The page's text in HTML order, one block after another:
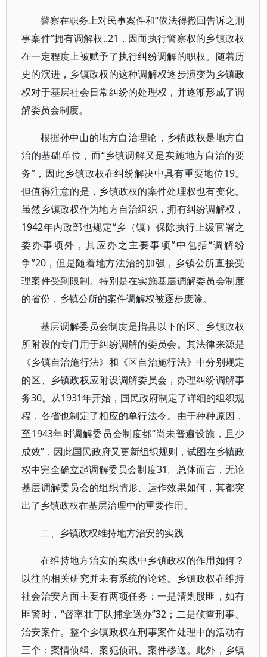
警察在职务上对民事案件和“依法得撤回告诉之刑
事案件”拥有调解权..21，因而执行警察权的乡镇政权
在一定程度上被赋予了执行纠纷调解的职权。随着历
史的演进，乡镇政权的这种调解权逐步演变为乡镇政
权对于基层社会日常纠纷的处理权，并逐渐形成了调
解委员会制度。
根据孙中山的地方自治理论，乡镇政权是地方自
治的基础单位，而“乡镇调解又是实施地方自治的要
务”，因此乡镇政权在纠纷解决中具有重要地位19。
但值得注意的是，乡镇政权的案件处理权也有变化。
虽然乡镇政权作为地方自治组织，拥有纠纷调解权，
1942年内政部也规定“乡（镇）保除执行上级官署之
委办事项外，其应办之主要事项”中包括“调解纷
争”20，但是随着地方法治的加强，乡镇公所直接受
理案件受到限制。特别是在实施基层调解委员会制度
的省份，乡镇公所的案件调解权被逐步废除。
基层调解委员会制度是指县以下的区、乡镇政权
所附设的专门用于纠纷调解的委员会。其法律来源是
《乡镇自治施行法》和《区自治施行法》中分别规定
的区、乡镇政权应附设调解委员会，办理纠纷调解事
务30。从1931年开始，国民政府制定了详细的组织规
程，各省也制定了相应的单行法令。由于种种原因，
至1943年时调解委员会制度都“尚未普遍设施，且少
成效”，因此国民政府又更新组织规则，试图在乡镇政
权中完全确立起调解委员会制度31。总体而言，无论
基层调解委员会的组织情形、运作效果如何，其都突
出了乡镇政权在基层治理中的重要作用。
二、乡镇政权维持地方治安的实践
在维持地方治安的实践中乡镇政权的作用如何？
以往的相关研究并未有系统的论述。乡镇政权在维持
社会治安方面主要有两项任务：一是清剿股匪，如有
匪警时，“督率壮丁队捕拿送办”32；二是侦查刑事、
治安案件。整个乡镇政权在刑事案件处理中的活动有
三个：案情侦缉、案犯侦讯、案件移送。此外，乡镇